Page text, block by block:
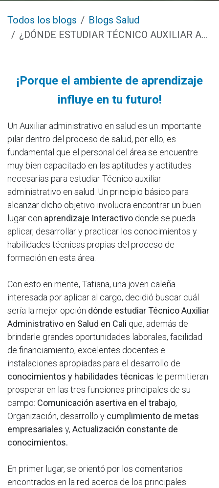
Todos los blogs
Blogs Salud
¿DÓNDE ESTUDIAR TÉCNICO AUXILIAR ADMINISTRATIVO EN SALUD EN CALI?
¡Porque el ambiente de aprendizaje
influye en tu futuro!
Un Auxiliar administrativo en salud es un importante
pilar dentro del proceso de salud, por ello, es
fundamental que el personal del área se encuentre
muy bien capacitado en las aptitudes y actitudes
necesarias para estudiar Técnico auxiliar
administrativo en salud. Un principio básico para
alcanzar dicho objetivo involucra encontrar un buen
lugar con aprendizaje Interactivo donde se pueda
aplicar, desarrollar y practicar los conocimientos y
habilidades técnicas propias del proceso de
formación en esta área.
Con esto en mente, Tatiana, una joven caleña
interesada por aplicar al cargo, decidió buscar cuál
sería la mejor opción dónde estudiar Técnico Auxiliar
Administrativo en Salud en Cali que, además de
brindarle grandes oportunidades laborales, facilidad
de financiamiento, excelentes docentes e
instalaciones apropiadas para el desarrollo de
conocimientos y habilidades técnicas le permitieran
prosperar en las tres funciones principales de su
campo: Comunicación asertiva en el trabajo,
Organización, desarrollo y cumplimiento de metas
empresariales y, Actualización constante de
conocimientos.
En primer lugar, se orientó por los comentarios
encontrados en la red acerca de los principales